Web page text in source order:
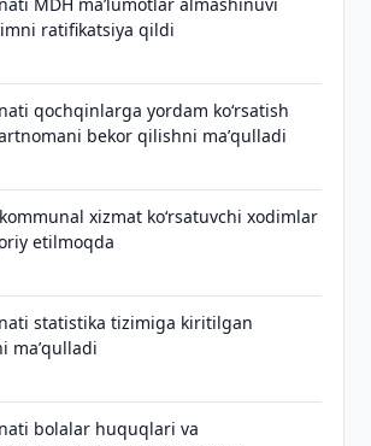
ratifikatsiya qildi
qochqinlarga yordam koʻrsatish
bekor qilishni maʼqulladi
xizmat koʻrsatuvchi xodimlar
etilmoqda
statistika tizimiga kiritilgan
maʼqulladi
bolalar huquqlari va